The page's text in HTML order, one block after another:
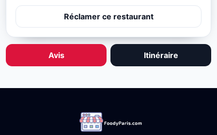
Réclamer ce restaurant
Avis Itinéraire